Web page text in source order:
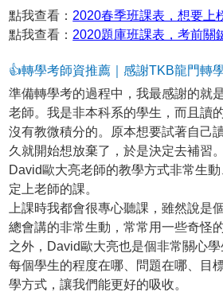
點我查看： 2020春季班課表，想要上
點我查看： 2020題庫班課表，考前關
👍轉學考師資推薦｜感謝TKB龍門轉
準備轉學考的過程中，我最感謝的就
老師。我是非本科系的學生，而且讀
沒有教微積分的。原本想要試著自己
久就開始想放棄了，於是決定去補習
David歐大亮老師的教學方式非常生
定上老師的課。
上課時我都會很專心聽課，雖然說是
總會講的非常生動，常常用一些奇怪
之外，David歐大亮也是個非常關心
每個學生的程度在哪、問題在哪、目
學方式，讓我們能更好的吸收。